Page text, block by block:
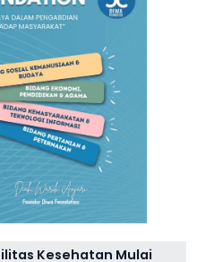
Kesehatan Mulai